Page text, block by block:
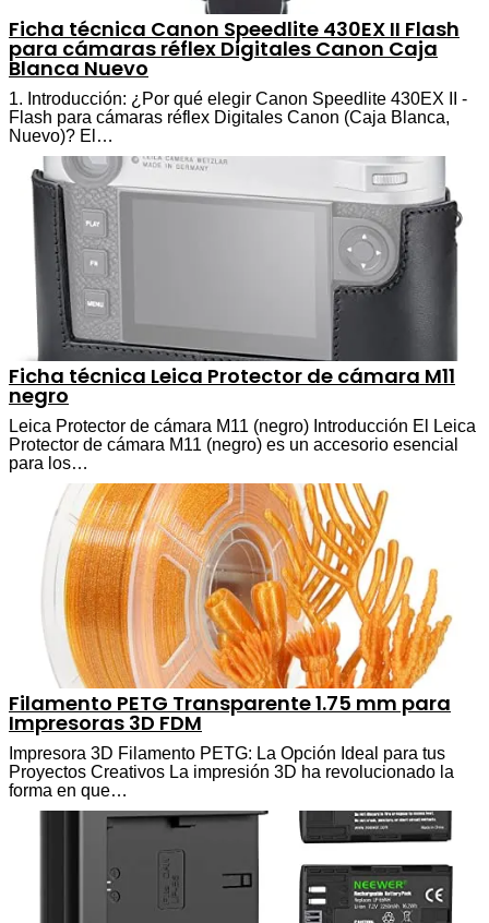
Ficha técnica Canon Speedlite 430EX II Flash
para cámaras réflex Digitales Canon Caja
Blanca Nuevo
1. Introducción: ¿Por qué elegir Canon Speedlite 430EX II -
Flash para cámaras réflex Digitales Canon (Caja Blanca,
Nuevo)? El…
Ficha técnica Leica Protector de cámara M11
negro
Leica Protector de cámara M11 (negro) Introducción El Leica
Protector de cámara M11 (negro) es un accesorio esencial
para los…
Filamento PETG Transparente 1.75 mm para
Impresoras 3D FDM
Impresora 3D Filamento PETG: La Opción Ideal para tus
Proyectos Creativos La impresión 3D ha revolucionado la
forma en que…